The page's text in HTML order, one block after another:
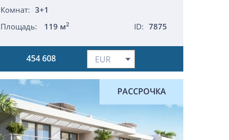
Комнат: 3+1
Площадь:
119 м2 ID: 7875
454 608
РАССРОЧКА